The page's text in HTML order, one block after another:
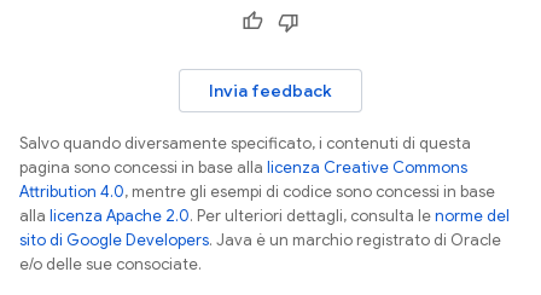
Invia feedback
Salvo quando diversamente specificato, i contenuti di questa
pagina sono concessi in base alla licenza Creative Commons
Attribution 4.0, mentre gli esempi di codice sono concessi in base
alla licenza Apache 2.0. Per ulteriori dettagli, consulta lenorme del
sito di Google Developers. Java è un marchio registrato di Oracle
e/o delle sue consociate.